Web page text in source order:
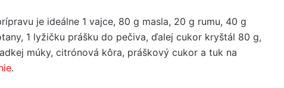
je ideálne 1 vajce, 80 g masla, 20 g rumu, 40 g
1 lyžičku prášku do pečiva, ďalej cukor kryštál 80 g,
múky, citrónová kôra, práškový cukor a tuk na
.